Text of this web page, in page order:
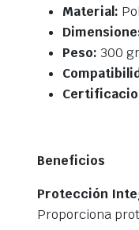
Material:
Peso: 300
Beneficios
Protección
Proporciona